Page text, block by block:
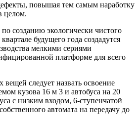
повышая тем самым наработку
целом.
созданию экологически чистого
будущего года создадутся
мелкими сериями
платформе для всего
следует назвать освоение
кузова 16 м 3 и автобуса на 20
с низким входом, 6‑ступенчатой
автомата на передачу до